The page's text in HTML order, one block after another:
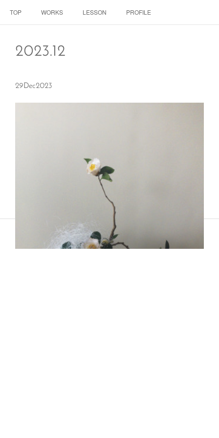
TOP WORKS LESSON PROFILE
2023.12
29Dec2023
Copyright ©2026 Miharu Akiyama 秋山 美晴